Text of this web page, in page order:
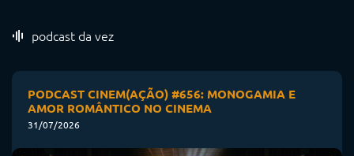
podcast da vez
PODCAST CINEM(AÇÃO) #656: MONOGAMIA E
AMOR ROMÂNTICO NO CINEMA
31/07/2026